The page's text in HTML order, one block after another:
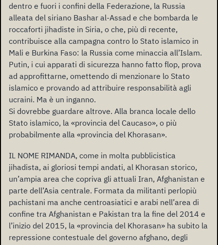
dentro e fuori i confini della Federazione, la Russia
alleata del siriano Bashar al-Assad e che bombarda le
roccaforti jihadiste in Siria, o che, più di recente,
contribuisce alla campagna contro lo Stato islamico in
Mali e Burkina Faso: la Russia come minaccia all’Islam.
Putin, i cui apparati di sicurezza hanno fatto flop, prova
ad approfittarne, omettendo di menzionare lo Stato
islamico e provando ad attribuire responsabilità agli
ucraini. Ma è un inganno.
Si dovrebbe guardare altrove. Alla branca locale dello
Stato islamico, la «provincia del Caucaso», o più
probabilmente alla «provincia del Khorasan».
IL NOME RIMANDA, come in molta pubblicistica
jihadista, ai gloriosi tempi andati, al Khorasan storico,
un’ampia area che copriva gli attuali Iran, Afghanistan e
parte dell’Asia centrale. Formata da militanti perlopiù
pachistani ma anche centroasiatici e arabi nell’area di
confine tra Afghanistan e Pakistan tra la fine del 2014 e
l’inizio del 2015, la «provincia del Khorasan» ha subito la
repressione contestuale del governo afghano, degli